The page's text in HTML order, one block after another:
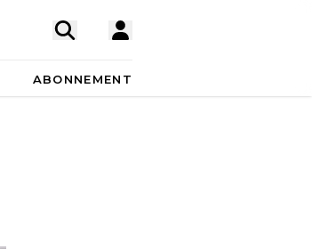
ABONNEMENT